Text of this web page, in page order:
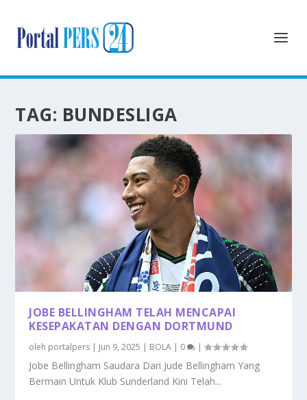
TAG: BUNDESLIGA
JOBE BELLINGHAM TELAH MENCAPAI
KESEPAKATAN DENGAN DORTMUND
oleh portalpers | Jun 9, 2025 | BOLA | 0 |
Jobe Bellingham Saudara Dari Jude Bellingham Yang
Bermain Untuk Klub Sunderland Kini Telah...